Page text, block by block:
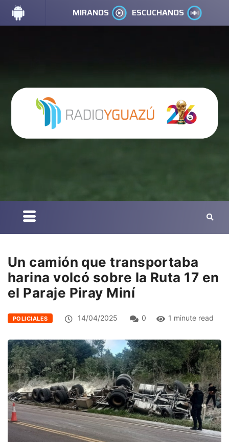
MIRANOS ESCUCHANOS
Un camión que transportaba
harina volcó sobre la Ruta 17 en
el Paraje Piray Miní
POLICIALES 14/04/2025 0 1 minute read